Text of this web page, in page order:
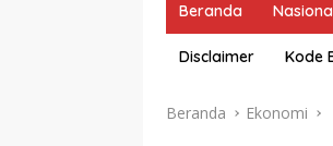
Beranda
Disclaimer Kode
Beranda Ekonomi